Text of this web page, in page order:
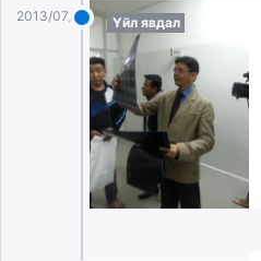
2013/07/25 Үйл явдал